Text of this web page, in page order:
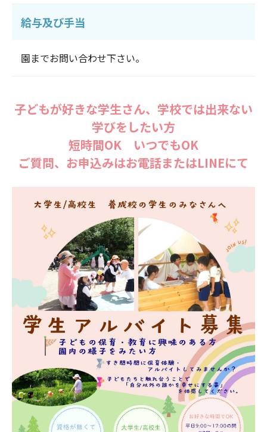
給与及び手当
園までお問い合わせ下さい。
子どもが好きな学生さん、学校では出来ない
学びをしたい方
短時間OK いつでもOK
ご質問、お申込みはお電話またはLINEにて